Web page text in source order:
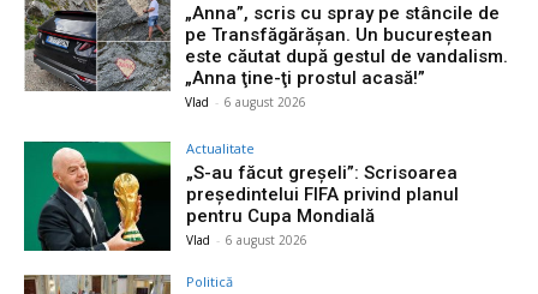
„Anna”, scris cu spray pe stâncile de
pe Transfăgărășan. Un bucureștean
este căutat după gestul de vandalism.
„Anna ţine-ţi prostul acasă!”
Vlad - 6 august 2026
Actualitate
„S-au făcut greșeli”: Scrisoarea
președintelui FIFA privind planul
pentru Cupa Mondială
Vlad - 6 august 2026
Politică